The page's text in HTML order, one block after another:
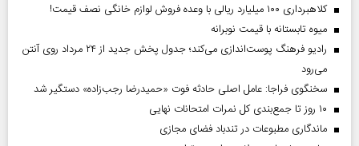
کلاهبرداری ۱۰۰ میلیارد ریالی با وعده فروش لوازم خانگی نصف قیمت!
میوه تابستانه با قیمت نوبرانه
رادیو فرهنگ پوست‌اندازی می‌کند؛ جدول پخش جدید از ۲۴ مرداد روی آنتن
می‌رود
سخنگوی فراجا: عامل اصلی حادثه فوت «حمیدرضا رجب‌زاده» دستگیر شد
۱۰ روز تا جمع‌بندی کل نمرات امتحانات نهایی
ماندگاری مطبوعات در تندباد فضای مجازی